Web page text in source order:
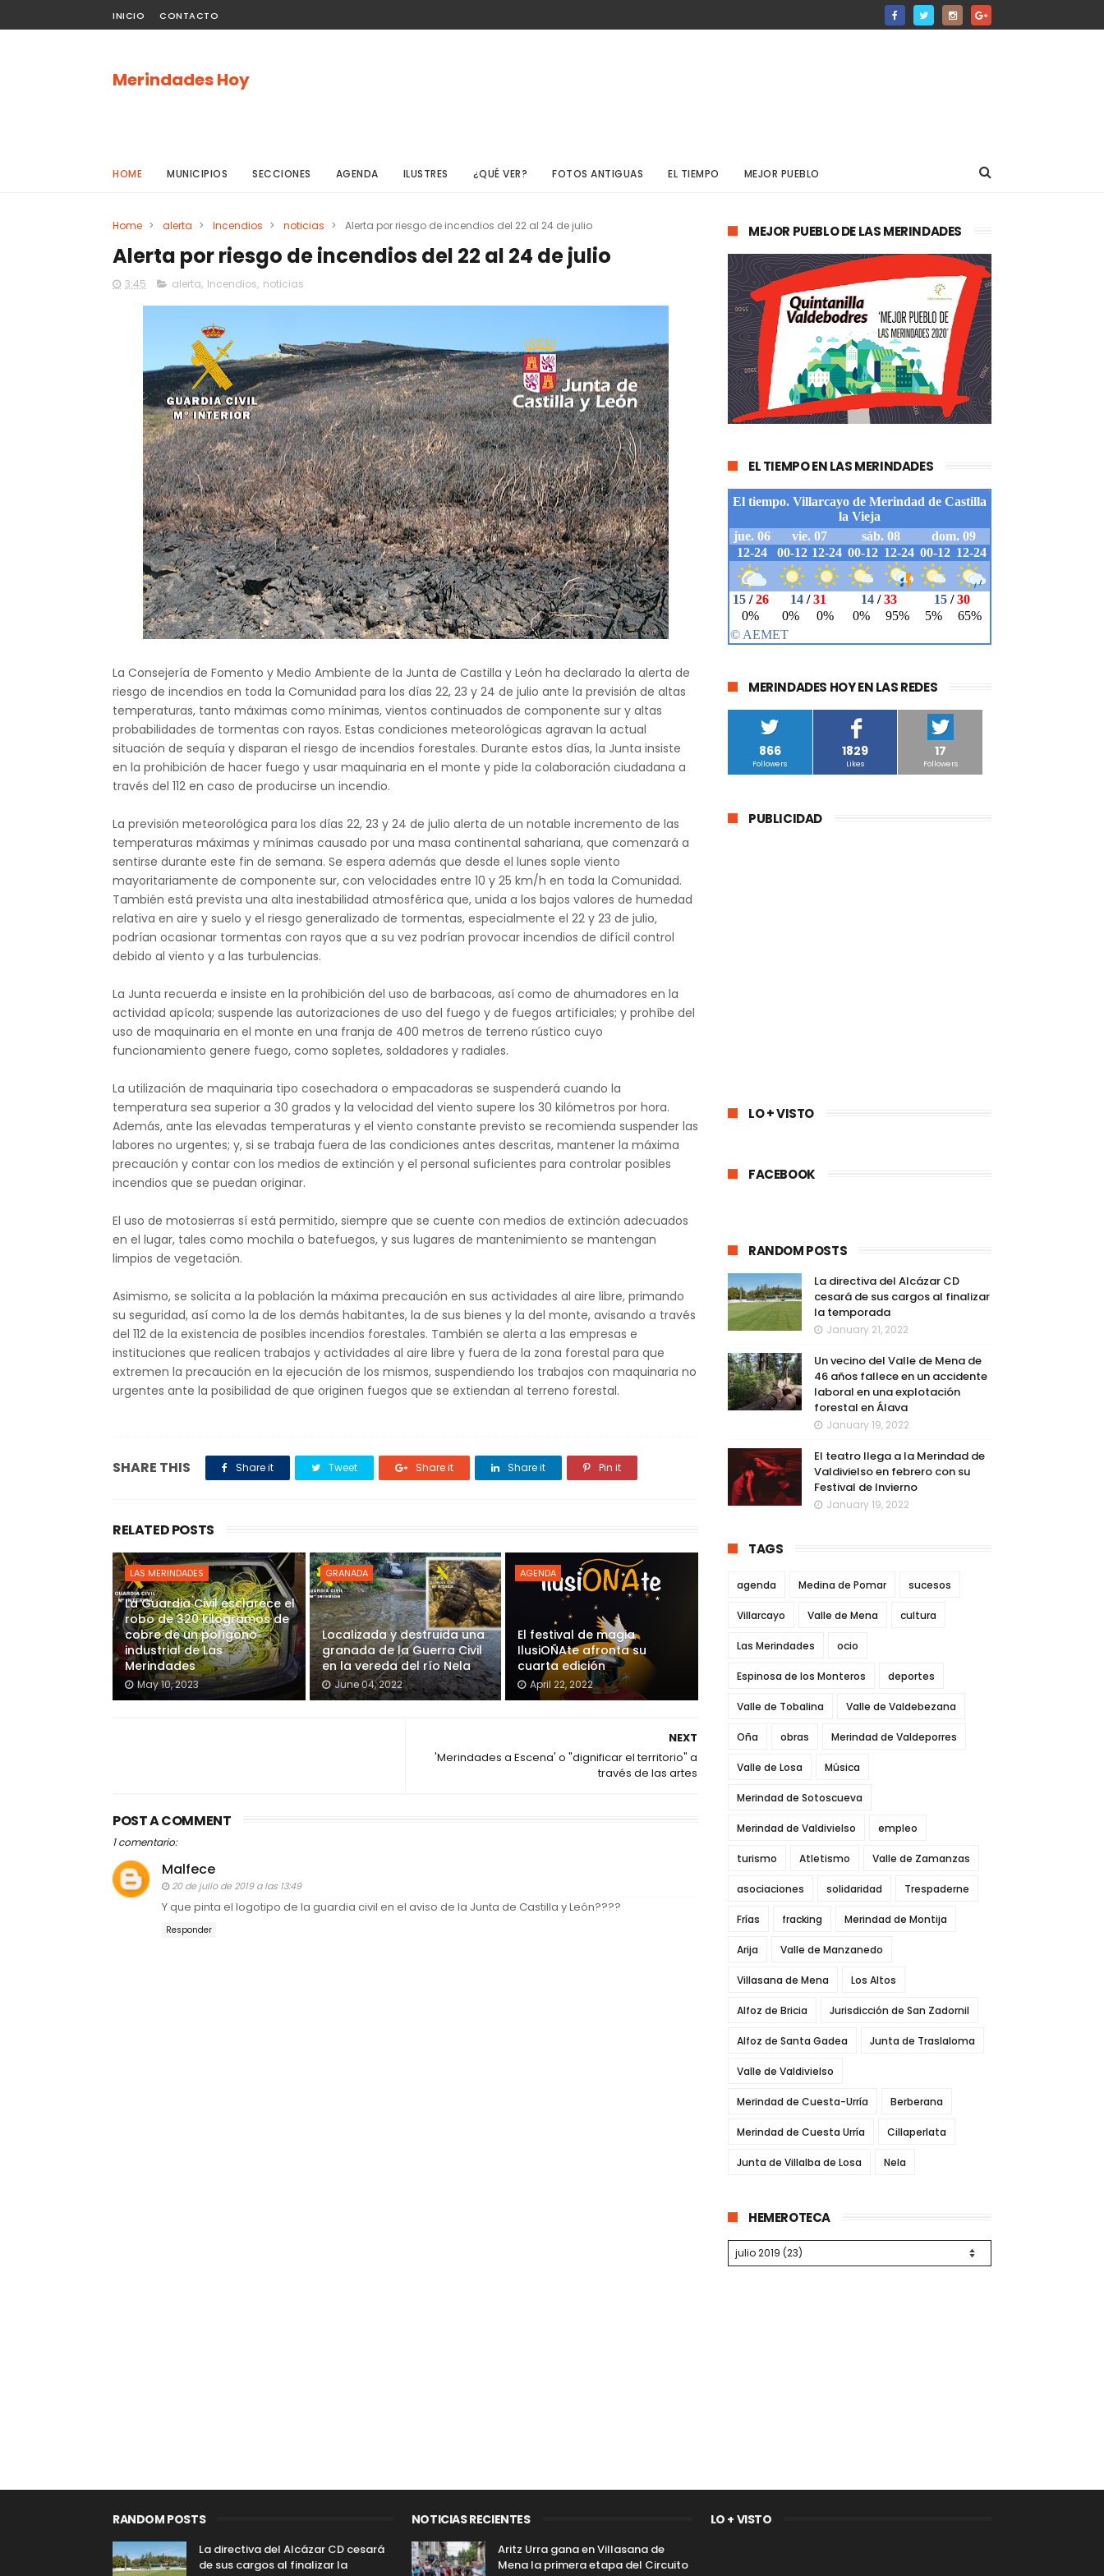
INICIO CONTACTO
Merindades Hoy
HOME MUNICIPIOS SECCIONES AGENDA ILUSTRES ¿QUÉ VER? FOTOS ANTIGUAS EL TIEMPO MEJOR PUEBLO
Home > alerta > Incendios > noticias > Alerta por riesgo de incendios del 22 al 24 de julio
Alerta por riesgo de incendios del 22 al 24 de julio
3:45 alerta, Incendios, noticias
La Consejería de Fomento y Medio Ambiente de la Junta de Castilla y León ha declarado la alerta de
riesgo de incendios en toda la Comunidad para los días 22, 23 y 24 de julio ante la previsión de altas
temperaturas, tanto máximas como mínimas, vientos continuados de componente sur y altas
probabilidades de tormentas con rayos. Estas condiciones meteorológicas agravan la actual
situación de sequía y disparan el riesgo de incendios forestales. Durante estos días, la Junta insiste
en la prohibición de hacer fuego y usar maquinaria en el monte y pide la colaboración ciudadana a
través del 112 en caso de producirse un incendio.
La previsión meteorológica para los días 22, 23 y 24 de julio alerta de un notable incremento de las
temperaturas máximas y mínimas causado por una masa continental sahariana, que comenzará a
sentirse durante este fin de semana. Se espera además que desde el lunes sople viento
mayoritariamente de componente sur, con velocidades entre 10 y 25 km/h en toda la Comunidad.
También está prevista una alta inestabilidad atmosférica que, unida a los bajos valores de humedad
relativa en aire y suelo y el riesgo generalizado de tormentas, especialmente el 22 y 23 de julio,
podrían ocasionar tormentas con rayos que a su vez podrían provocar incendios de difícil control
debido al viento y a las turbulencias.
La Junta recuerda e insiste en la prohibición del uso de barbacoas, así como de ahumadores en la
actividad apícola; suspende las autorizaciones de uso del fuego y de fuegos artificiales; y prohíbe del
uso de maquinaria en el monte en una franja de 400 metros de terreno rústico cuyo
funcionamiento genere fuego, como sopletes, soldadores y radiales.
La utilización de maquinaria tipo cosechadora o empacadoras se suspenderá cuando la
temperatura sea superior a 30 grados y la velocidad del viento supere los 30 kilómetros por hora.
Además, ante las elevadas temperaturas y el viento constante previsto se recomienda suspender las
labores no urgentes; y, si se trabaja fuera de las condiciones antes descritas, mantener la máxima
precaución y contar con los medios de extinción y el personal suficientes para controlar posibles
incendios que se puedan originar.
El uso de motosierras sí está permitido, siempre que se cuente con medios de extinción adecuados
en el lugar, tales como mochila o batefuegos, y sus lugares de mantenimiento se mantengan
limpios de vegetación.
Asimismo, se solicita a la población la máxima precaución en sus actividades al aire libre, primando
su seguridad, así como la de los demás habitantes, la de sus bienes y la del monte, avisando a través
del 112 de la existencia de posibles incendios forestales. También se alerta a las empresas e
instituciones que realicen trabajos y actividades al aire libre y fuera de la zona forestal para que
extremen la precaución en la ejecución de los mismos, suspendiendo los trabajos con maquinaria no
urgentes ante la posibilidad de que originen fuegos que se extiendan al terreno forestal.
SHARE THIS Share it Tweet Share it Share it Pin it
RELATED POSTS
LAS MERINDADES
La Guardia Civil esclarece el
robo de 320 kilogramos de
cobre de un polígono
industrial de Las
Merindades
May 10, 2023
GRANADA
Localizada y destruida una
granada de la Guerra Civil
en la vereda del río Nela
June 04, 2022
AGENDA
El festival de magia
IlusiOÑAte afronta su
cuarta edición
April 22, 2022
NEXT
'Merindades a Escena' o "dignificar el territorio" a
través de las artes
POST A COMMENT
1 comentario:
Malfece
20 de julio de 2019 a las 13:49
Y que pinta el logotipo de la guardia civil en el aviso de la Junta de Castilla y León????
Responder
MEJOR PUEBLO DE LAS MERINDADES
EL TIEMPO EN LAS MERINDADES
MERINDADES HOY EN LAS REDES
866
Followers
1829
Likes
17
Followers
PUBLICIDAD
LO + VISTO
FACEBOOK
RANDOM POSTS
La directiva del Alcázar CD
cesará de sus cargos al finalizar
la temporada
January 21, 2022
Un vecino del Valle de Mena de
46 años fallece en un accidente
laboral en una explotación
forestal en Álava
January 19, 2022
El teatro llega a la Merindad de
Valdivielso en febrero con su
Festival de Invierno
January 19, 2022
TAGS
agenda Medina de Pomar sucesos
Villarcayo Valle de Mena cultura
Las Merindades ocio
Espinosa de los Monteros deportes
Valle de Tobalina Valle de Valdebezana
Oña obras Merindad de Valdeporres
Valle de Losa Música
Merindad de Sotoscueva
Merindad de Valdivielso empleo
turismo Atletismo Valle de Zamanzas
asociaciones solidaridad Trespaderne
Frías fracking Merindad de Montija
Arija Valle de Manzanedo
Villasana de Mena Los Altos
Alfoz de Bricia Jurisdicción de San Zadornil
Alfoz de Santa Gadea Junta de Traslaloma
Valle de Valdivielso
Merindad de Cuesta-Urría Berberana
Merindad de Cuesta Urría Cillaperlata
Junta de Villalba de Losa Nela
HEMEROTECA
RANDOM POSTS
La directiva del Alcázar CD cesará
de sus cargos al finalizar la
NOTICIAS RECIENTES
Aritz Urra gana en Villasana de
Mena la primera etapa del Circuito
LO + VISTO